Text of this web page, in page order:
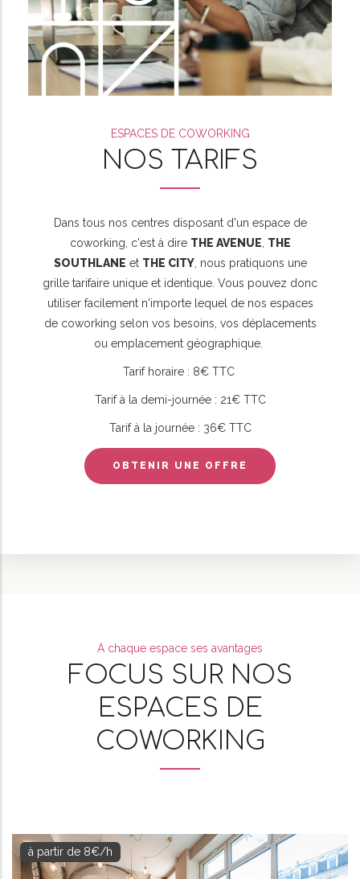
ESPACES DE COWORKING
NOS TARIFS
Dans tous nos centres disposant d'un espace de
coworking, c'est à dire THE AVENUE, THE
SOUTHLANE et THE CITY, nous pratiquons une
grille tarifaire unique et identique. Vous pouvez donc
utiliser facilement n'importe lequel de nos espaces
de coworking selon vos besoins, vos déplacements
ou emplacement géographique.
Tarif horaire : 8€ TTC
Tarif à la demi-journée : 21€ TTC
Tarif à la journée : 36€ TTC
OBTENIR UNE OFFRE
A chaque espace ses avantages
FOCUS SUR NOS
ESPACES DE
COWORKING
à partir de 8€/h